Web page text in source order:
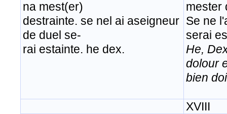
na mest(er)
destrainte. se nel ai aseigneur
de duel se-
rai estainte. he dex.
mester
Se ne
serai
He,
dolour
bien
XVIII